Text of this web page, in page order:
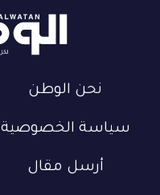
نحن الوطن
سياسة الخصوصية
أرسل مقال